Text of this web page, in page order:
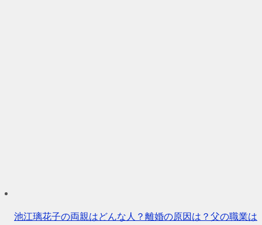
池江璃花子の両親はどんな人？離婚の原因は？父の職業は